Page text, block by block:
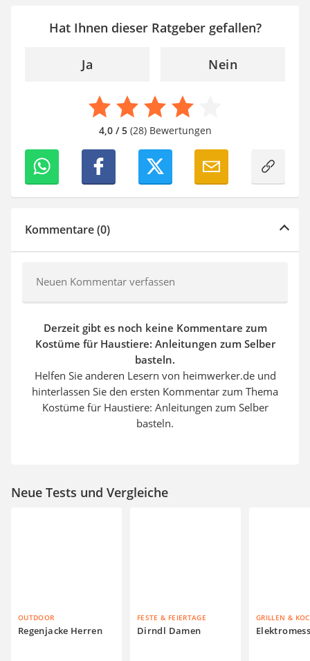
Hat Ihnen dieser Ratgeber gefallen?
Ja Nein
4,0 / 5(28) Bewertungen
Kommentare (0)
Neuen Kommentar verfassen
Derzeit gibt es noch keine Kommentare zum
Kostüme für Haustiere: Anleitungen zum Selber
basteln.
Helfen Sie anderen Lesern von heimwerker.de und
hinterlassen Sie den ersten Kommentar zum Thema
Kostüme für Haustiere: Anleitungen zum Selber
basteln.
Neue Tests und Vergleiche
OUTDOOR
Regenjacke Herren
FESTE & FEIERTAGE
Dirndl Damen
GRILLEN &